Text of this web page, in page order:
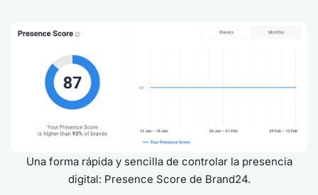
Una forma rápida y sencilla de controlar la presencia
digital: Presence Score de Brand24.